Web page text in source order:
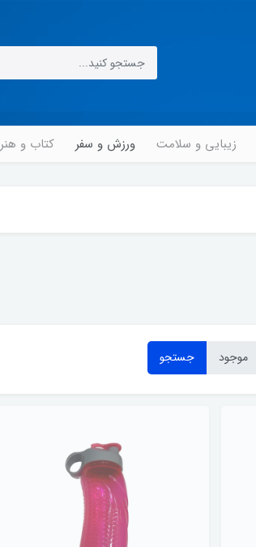
زیبایی و سلامت ورزش و سفر کتاب و هنر
موجود جستجو